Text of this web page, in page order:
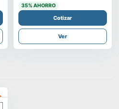
35% AHORRO
Cotizar
Ver